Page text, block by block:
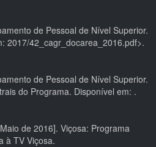
de Pessoal de Nível Superior.
2017/42_cagr_docarea_2016.pdf>.
de Pessoal de Nível Superior.
do Programa. Disponível em: .
de 2016]. Viçosa: Programa
à TV Viçosa.